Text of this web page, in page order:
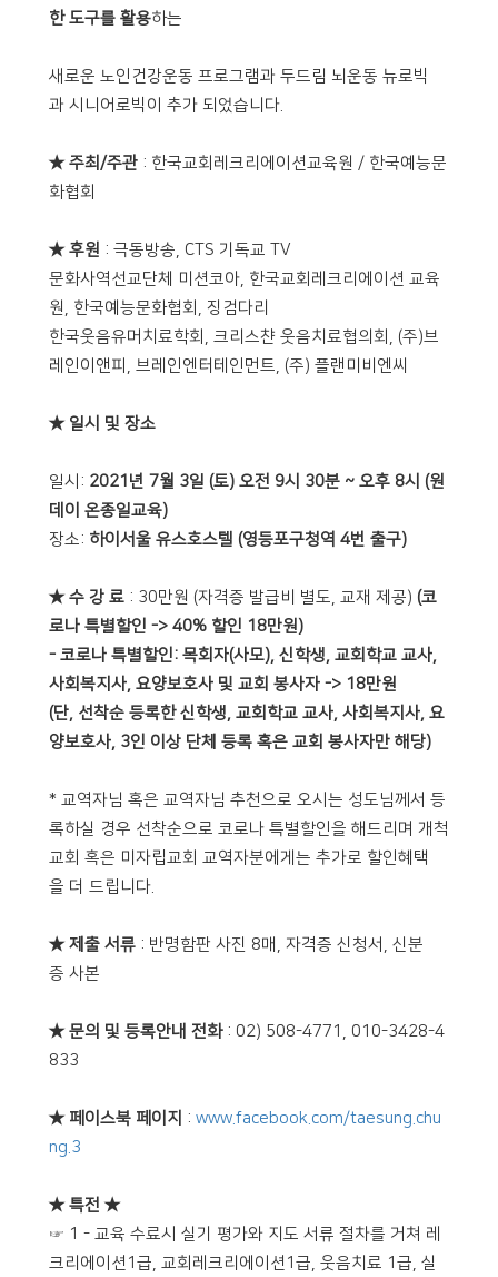
한 도구를 활용하는
새로운 노인건강운동 프로그램과 두드림 뇌운동 뉴로빅
과 시니어로빅이 추가 되었습니다.
★ 주최/주관 : 한국교회레크리에이션교육원 / 한국예능문
화협회
★ 후원 : 극동방송, CTS 기독교 TV
문화사역선교단체 미션코아, 한국교회레크리에이션 교육
원, 한국예능문화협회, 징검다리
한국웃음유머치료학회, 크리스챤 웃음치료협의회, (주)브
레인이앤피, 브레인엔터테인먼트, (주) 플랜미비엔씨
★ 일시 및 장소
일시: 2021년 7월 3일 (토) 오전 9시 30분 ~ 오후 8시 (원
데이 온종일교육)
장소: 하이서울 유스호스텔 (영등포구청역 4번 출구)
★ 수 강 료 : 30만원 (자격증 발급비 별도, 교재 제공) (코
로나 특별할인 -> 40% 할인 18만원)
- 코로나 특별할인: 목회자(사모), 신학생, 교회학교 교사,
사회복지사, 요양보호사 및 교회 봉사자 -> 18만원
(단, 선착순 등록한 신학생, 교회학교 교사, 사회복지사, 요
양보호사, 3인 이상 단체 등록 혹은 교회 봉사자만 해당)
* 교역자님 혹은 교역자님 추천으로 오시는 성도님께서 등
록하실 경우 선착순으로 코로나 특별할인을 해드리며 개척
교회 혹은 미자립교회 교역자분에게는 추가로 할인혜택
을 더 드립니다.
★ 제출 서류 : 반명함판 사진 8매, 자격증 신청서, 신분
증 사본
★ 문의 및 등록안내 전화: 02) 508-4771, 010-3428-4
833
★ 페이스북 페이지 : www.facebook.com/taesung.chu
ng.3
★ 특전 ★
☞ 1 - 교육 수료시 실기 평가와 지도 서류 절차를 거쳐 레
크리에이션1급, 교회레크리에이션1급, 웃음치료 1급, 실